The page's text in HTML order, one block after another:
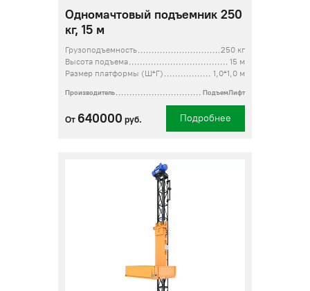
Одномачтовый подъемник 250
кг, 15 м
Грузоподъемность
250 кг
Высота подъема
15 м
Размер платформы (Ш*Г)
1,0*1,0 м
Производитель ПодъемЛифт
От 640000 руб. Подробнее